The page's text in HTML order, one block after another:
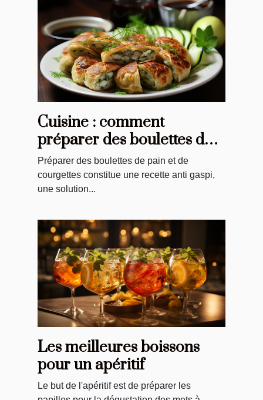
Cuisine : comment
préparer des boulettes de
pain et courgettes ?
Préparer des boulettes de pain et de
courgettes constitue une recette anti gaspi,
une solution...
Les meilleures boissons
pour un apéritif
Le but de l'apéritif est de préparer les